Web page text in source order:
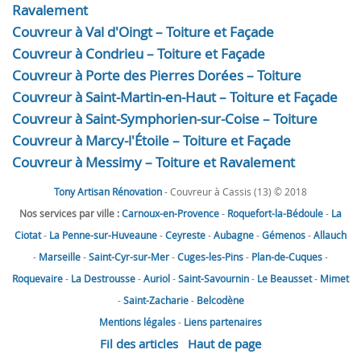
Ravalement
Couvreur à Val d'Oingt – Toiture et Façade
Couvreur à Condrieu – Toiture et Façade
Couvreur à Porte des Pierres Dorées – Toiture
Couvreur à Saint-Martin-en-Haut – Toiture et Façade
Couvreur à Saint-Symphorien-sur-Coise – Toiture
Couvreur à Marcy-l'Étoile – Toiture et Façade
Couvreur à Messimy – Toiture et Ravalement
Tony Artisan Rénovation- Couvreur à Cassis (13) © 2018
Nos services par ville :Carnoux-en-Provence- Roquefort-la-Bédoule- La
Ciotat- La Penne-sur-Huveaune-Ceyreste-Aubagne-Gémenos-Allauch
- Marseille-Saint-Cyr-sur-Mer-Cuges-les-Pins- Plan-de-Cuques-
Roquevaire- La Destrousse-Auriol-Saint-Savournin- Le Beausset- Mimet
-Saint-Zacharie- Belcodène
Mentions légales- Liens partenaires
Fil des articles Haut de page